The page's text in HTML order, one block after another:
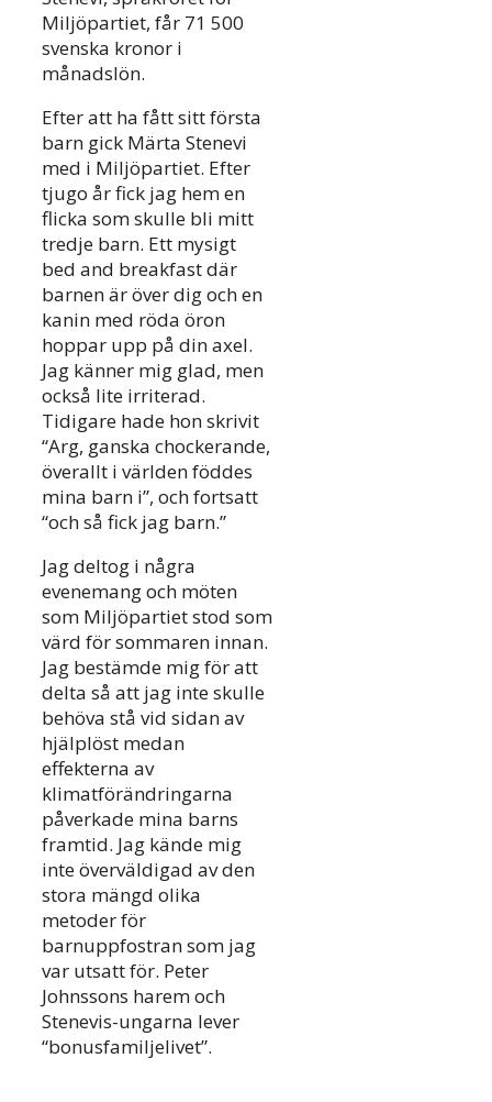
Miljöpartiet, får 71 500
svenska kronor i
månadslön.
Efter att ha fått sitt första
barn gick Märta Stenevi
med i Miljöpartiet. Efter
tjugo år fick jag hem en
flicka som skulle bli mitt
tredje barn. Ett mysigt
bed and breakfast där
barnen är över dig och en
kanin med röda öron
hoppar upp på din axel.
Jag känner mig glad, men
också lite irriterad.
Tidigare hade hon skrivit
“Arg, ganska chockerande,
överallt i världen föddes
mina barn i”, och fortsatt
“och så fick jag barn.”
Jag deltog i några
evenemang och möten
som Miljöpartiet stod som
värd för sommaren innan.
Jag bestämde mig för att
delta så att jag inte skulle
behöva stå vid sidan av
hjälplöst medan
effekterna av
klimatförändringarna
påverkade mina barns
framtid. Jag kände mig
inte överväldigad av den
stora mängd olika
metoder för
barnuppfostran som jag
var utsatt för. Peter
Johnssons harem och
Stenevis-ungarna lever
“bonusfamiljelivet”.